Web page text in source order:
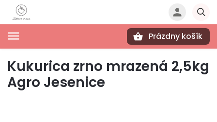
Prázdny košík
Kukurica zrno mrazená 2,5kg
Agro Jesenice